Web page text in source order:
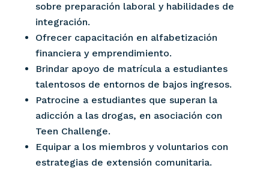
sobre preparación laboral y habilidades de
integración.
Ofrecer capacitación en alfabetización
financiera y emprendimiento.
Brindar apoyo de matrícula a estudiantes
talentosos de entornos de bajos ingresos.
Patrocine a estudiantes que superan la
adicción a las drogas, en asociación con
Teen Challenge.
Equipar a los miembros y voluntarios con
estrategias de extensión comunitaria.